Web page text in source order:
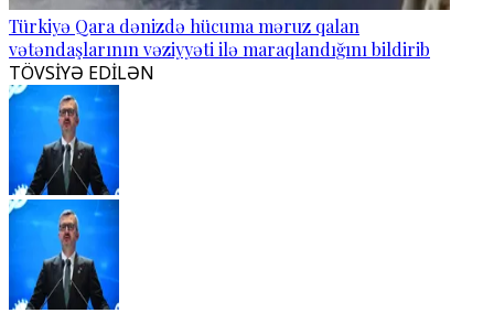
Türkiyə Qara dənizdə hücuma məruz qalan
vətəndaşlarının vəziyyəti ilə maraqlandığını bildirib
TÖVSİYƏ EDİLƏN